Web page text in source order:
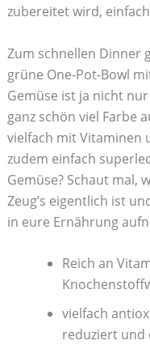
zubereitet wird,
Zum schnellen Dinner
grüne One-Pot-Bowl
Gemüse ist ja nicht
ganz schön viel Farbe
vielfach mit Vitaminen
zudem einfach
Gemüse? Schaut mal,
Zeug’s eigentlich ist
in eure Ernährung
Reich an
vielfach
reduziert und